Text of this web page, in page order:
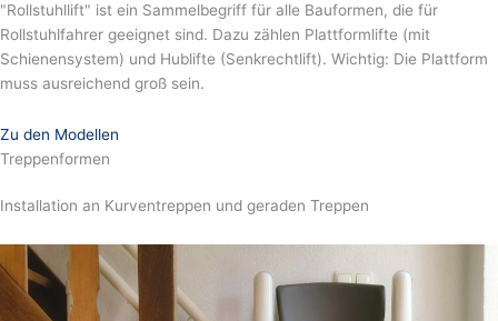
"Rollstuhllift" ist ein Sammelbegriff für alle Bauformen, die für
Rollstuhlfahrer geeignet sind. Dazu zählen Plattformlifte (mit
Schienensystem) und Hublifte (Senkrechtlift). Wichtig: Die Plattform
muss ausreichend groß sein.
Zu den Modellen
Treppenformen
Installation an Kurventreppen und geraden Treppen